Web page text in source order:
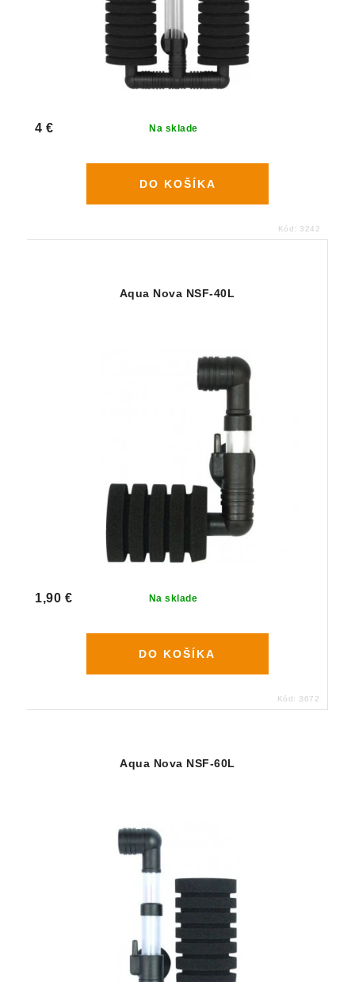
Na sklade
4 €
DO KOŠÍKA
Kód: 3242
Aqua Nova NSF-40L
Na sklade
1,90 €
DO KOŠÍKA
Kód: 3672
Aqua Nova NSF-60L